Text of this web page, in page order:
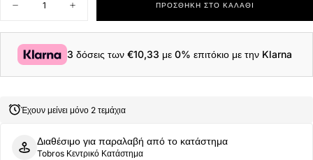
Μείωση
για
Tailor
Ανδρικό
Neck
Sweater
Μπορντό
Αύξηση
ποσότητας
για
Tailor
Ανδρικό
Sweater
Μπορντό
ΠΡΟΣΘΉΚΗ ΣΤΟ ΚΑΛΆΘΙ
3 δόσεις των€10,33 με 0% επιτόκιο με την Klarna
Έχουν μείνει μόνο 2 τεμάχια
Διαθέσιμο για παραλαβή από το κατάστημα
Tobros Κεντρικό Κατάστημα